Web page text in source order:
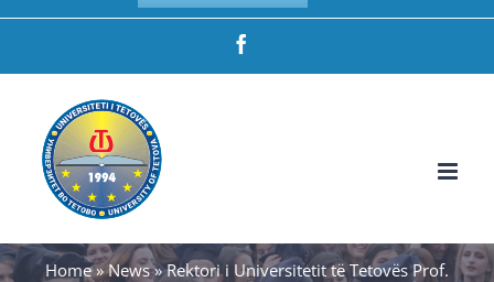
Home»News»Rektori i Universitetit të Tetovës Prof.